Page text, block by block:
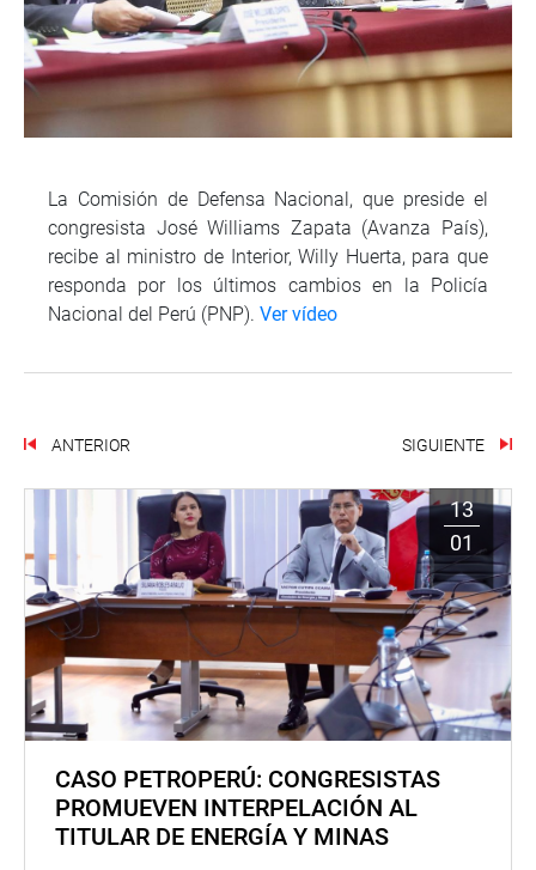
La Comisión de Defensa Nacional, que preside el
congresista José Williams Zapata (Avanza País),
recibe al ministro de Interior, Willy Huerta, para que
responda por los últimos cambios en la Policía
Nacional del Perú (PNP). Ver vídeo
ANTERIOR SIGUIENTE
13
01
CASO PETROPERÚ: CONGRESISTAS
PROMUEVEN INTERPELACIÓN AL
TITULAR DE ENERGÍA Y MINAS